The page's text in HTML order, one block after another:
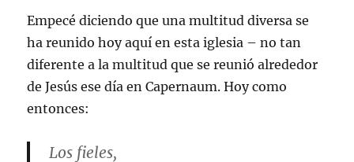
Empecé diciendo que una multitud diversa se
ha reunido hoy aquí en esta iglesia – no tan
diferente a la multitud que se reunió alrededor
de Jesús ese día en Capernaum. Hoy como
entonces:
Los fieles,